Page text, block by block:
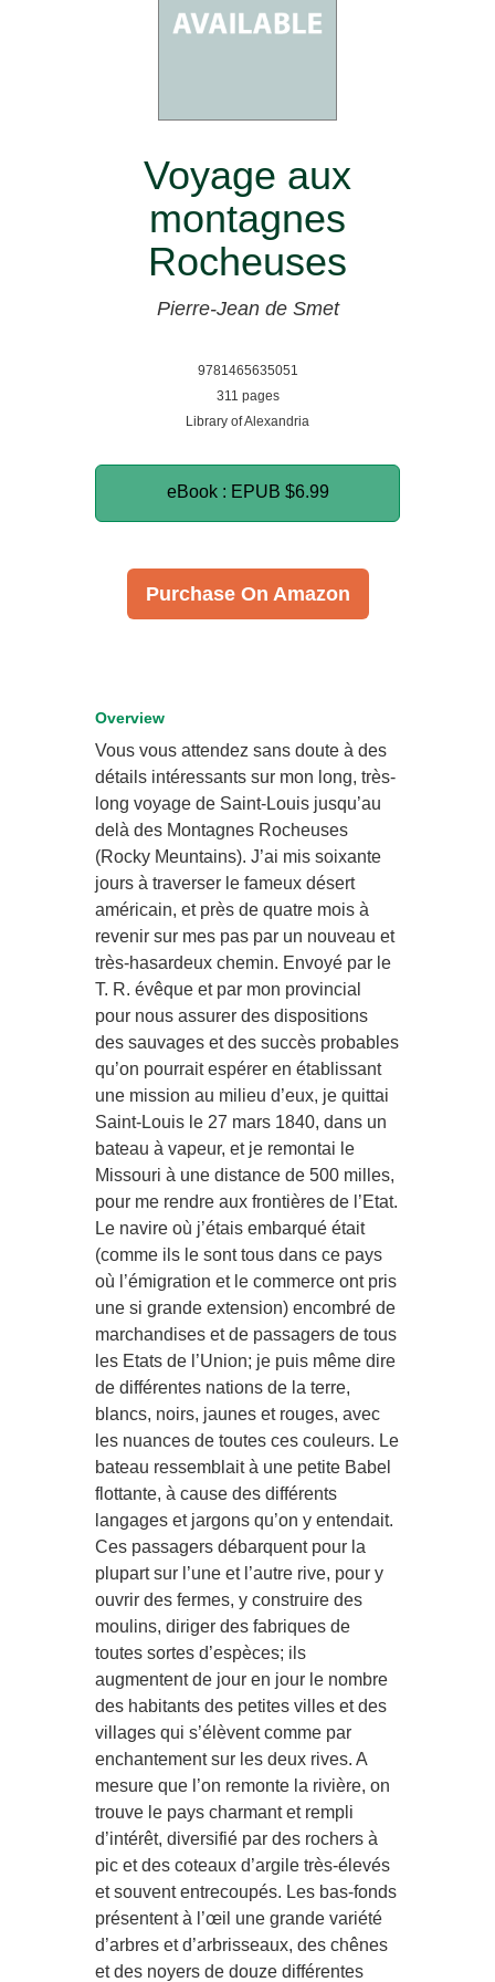
Voyage aux
montagnes
Rocheuses
Pierre-Jean de Smet
9781465635051
311 pages
Library of Alexandria
eBook : EPUB $6.99
Purchase On Amazon
Overview
Vous vous attendez sans doute à des
détails intéressants sur mon long, très-
long voyage de Saint-Louis jusqu’au
delà des Montagnes Rocheuses
(Rocky Meuntains). J’ai mis soixante
jours à traverser le fameux désert
américain, et près de quatre mois à
revenir sur mes pas par un nouveau et
très-hasardeux chemin. Envoyé par le
T. R. évêque et par mon provincial
pour nous assurer des dispositions
des sauvages et des succès probables
qu’on pourrait espérer en établissant
une mission au milieu d’eux, je quittai
Saint-Louis le 27 mars 1840, dans un
bateau à vapeur, et je remontai le
Missouri à une distance de 500 milles,
pour me rendre aux frontières de l’Etat.
Le navire où j’étais embarqué était
(comme ils le sont tous dans ce pays
où l’émigration et le commerce ont pris
une si grande extension) encombré de
marchandises et de passagers de tous
les Etats de l’Union; je puis même dire
de différentes nations de la terre,
blancs, noirs, jaunes et rouges, avec
les nuances de toutes ces couleurs. Le
bateau ressemblait à une petite Babel
flottante, à cause des différents
langages et jargons qu’on y entendait.
Ces passagers débarquent pour la
plupart sur l’une et l’autre rive, pour y
ouvrir des fermes, y construire des
moulins, diriger des fabriques de
toutes sortes d’espèces; ils
augmentent de jour en jour le nombre
des habitants des petites villes et des
villages qui s’élèvent comme par
enchantement sur les deux rives. A
mesure que l’on remonte la rivière, on
trouve le pays charmant et rempli
d’intérêt, diversifié par des rochers à
pic et des coteaux d’argile très-élevés
et souvent entrecoupés. Les bas-fonds
présentent à l’œil une grande variété
d’arbres et d’arbrisseaux, des chênes
et des noyers de douze différentes